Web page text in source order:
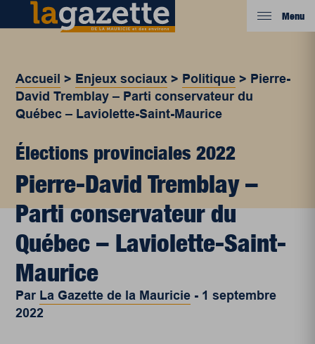
Menu
Accueil > Enjeux sociaux > Politique > Pierre-
David Tremblay – Parti conservateur du
Québec – Laviolette-Saint-Maurice
Élections provinciales 2022
Pierre-David Tremblay –
Parti conservateur du
Québec – Laviolette-Saint-
Maurice
Par La Gazette de la Mauricie - 1 septembre
2022